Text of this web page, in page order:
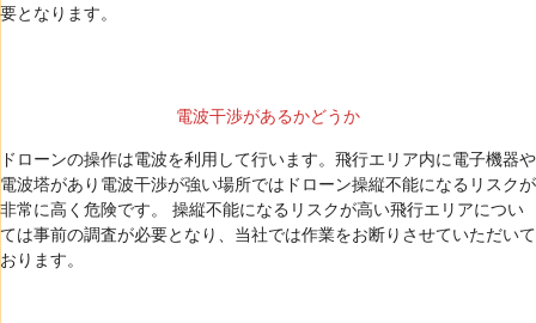
要となります。
電波干渉があるかどうか
ドローンの操作は電波を利用して行います。飛行エリア内に電子機器や
電波塔があり電波干渉が強い場所ではドローン操縦不能になるリスクが
非常に高く危険です。 操縦不能になるリスクが高い飛行エリアについ
ては事前の調査が必要となり、当社では作業をお断りさせていただいて
おります。